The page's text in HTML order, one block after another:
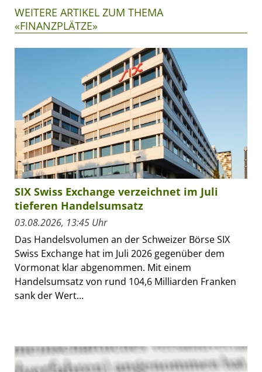
WEITERE ARTIKEL ZUM THEMA
«FINANZPLÄTZE»
SIX Swiss Exchange verzeichnet im Juli
tieferen Handelsumsatz
03.08.2026, 13:45 Uhr
Das Handelsvolumen an der Schweizer Börse SIX
Swiss Exchange hat im Juli 2026 gegenüber dem
Vormonat klar abgenommen. Mit einem
Handelsumsatz von rund 104,6 Milliarden Franken
sank der Wert...